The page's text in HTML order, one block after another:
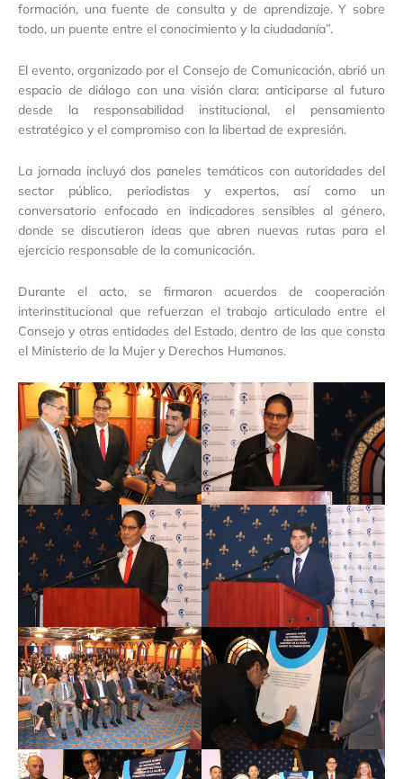
formación, una fuente de consulta y de aprendizaje. Y sobre
todo, un puente entre el conocimiento y la ciudadanía”.
El evento, organizado por el Consejo de Comunicación, abrió un
espacio de diálogo con una visión clara: anticiparse al futuro
desde la responsabilidad institucional, el pensamiento
estratégico y el compromiso con la libertad de expresión.
La jornada incluyó dos paneles temáticos con autoridades del
sector público, periodistas y expertos, así como un
conversatorio enfocado en indicadores sensibles al género,
donde se discutieron ideas que abren nuevas rutas para el
ejercicio responsable de la comunicación.
Durante el acto, se firmaron acuerdos de cooperación
interinstitucional que refuerzan el trabajo articulado entre el
Consejo y otras entidades del Estado, dentro de las que consta
el Ministerio de la Mujer y Derechos Humanos.